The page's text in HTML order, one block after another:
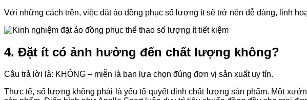
Với những cách trên, việc đặt áo đồng phục số lượng ít sẽ trở nên dễ dàng, linh
4. Đặt ít có ảnh hưởng đến chất lượng không?
Câu trả lời là: KHÔNG – miễn là bạn lựa chọn đúng đơn vị sản xuất uy tín.
Thực tế, số lượng không phải là yếu tố quyết định chất lượng sản phẩm. Một